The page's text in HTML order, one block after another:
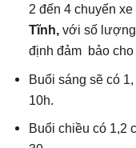
2 đến 4 chuyến
Tĩnh, với số lượng
định đảm bảo
Buổi sáng sẽ có
10h.
Buổi chiều có 1,2